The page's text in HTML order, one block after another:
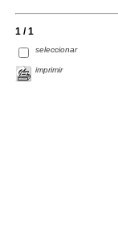
1 / 1
seleccionar
imprimir